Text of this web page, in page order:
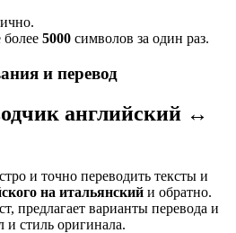
5000 символов за один раз.
и перевод
английский ↔
и точно переводить тексты и
на итальянский и обратно.
предлагает варианты перевода и
и стиль оригинала.